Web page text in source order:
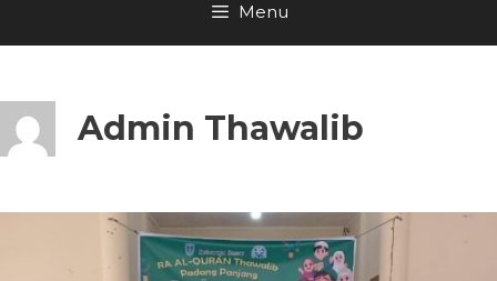
Menu
Admin Thawalib